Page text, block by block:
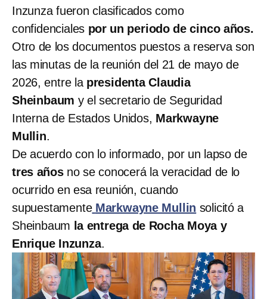
Inzunza fueron clasificados como
confidenciales por un periodo de cinco años.
Otro de los documentos puestos a reserva son
las minutas de la reunión del 21 de mayo de
2026, entre la presidenta Claudia
Sheinbaum y el secretario de Seguridad
Interna de Estados Unidos, Markwayne
Mullin.
De acuerdo con lo informado, por un lapso de
tres años no se conocerá la veracidad de lo
ocurrido en esa reunión, cuando
supuestamente Markwayne Mullin solicitó a
Sheinbaum la entrega de Rocha Moya y
Enrique Inzunza.